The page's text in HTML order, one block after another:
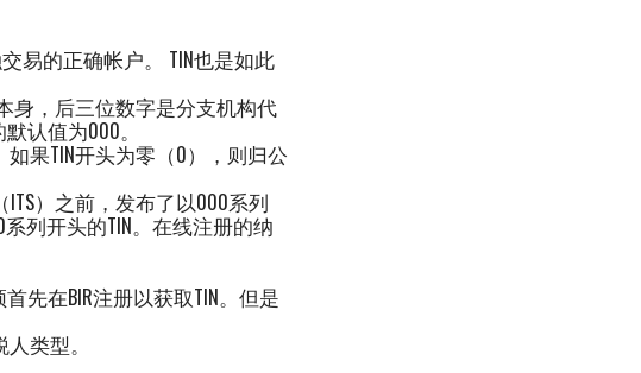
易的正确帐户。 TIN也是如此
身，后三位数字是分支机构代
认值为000。
果TIN开头为零（0），则归公
）之前，发布了以000系列
列开头的TIN。在线注册的纳
先在BIR注册以获取TIN。但是
类型。